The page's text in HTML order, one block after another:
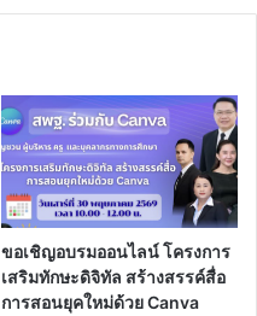
ขอเชิญอบรมออนไลน์ โครงการ
เสริมทักษะดิจิทัล สร้างสรรค์สื่อ
การสอนยุคใหม่ด้วย Canva